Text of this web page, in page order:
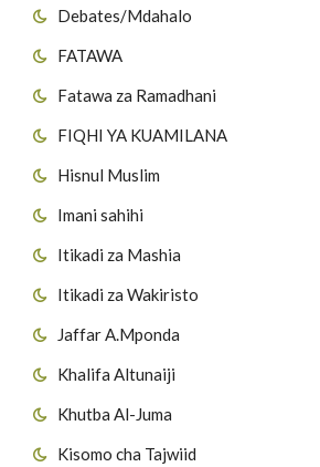
Debates/Mdahalo
FATAWA
Fatawa za Ramadhani
FIQHI YA KUAMILANA
Hisnul Muslim
Imani sahihi
Itikadi za Mashia
Itikadi za Wakiristo
Jaffar A.Mponda
Khalifa Altunaiji
Khutba Al-Juma
Kisomo cha Tajwiid